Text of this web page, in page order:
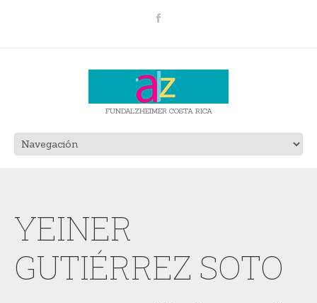
FUNDALZHEIMER COSTA RICA
YEINER
GUTIÉRREZ SOTO